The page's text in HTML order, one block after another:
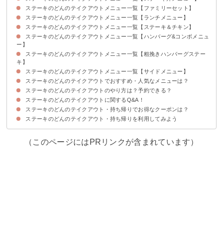
ステーキのどんのテイクアウトメニュー一覧【ファミリーセット】
ステーキのどんのテイクアウトメニュー一覧【ランチメニュー】
ステーキのどんのテイクアウトメニュー一覧【ステーキ＆チキン】
ステーキのどんのテイクアウトメニュー一覧【ハンバーグ&コンボメニュ
ー】
ステーキのどんのテイクアウトメニュー一覧【粗挽きハンバーグステー
キ】
ステーキのどんのテイクアウトメニュー一覧【サイドメニュー】
ステーキのどんのテイクアウトでおすすめ・人気なメニューは？
3位：切落しビーフ&超・粗挽ハンバーグステーキ180g（税込1706円）
2位：激アツステーキ丼 150g（税込1328円）
1位：カットステーキ 150g（税込1706円）
ステーキのどんのテイクアウトのやり方は？予約できる？
①ネット注文
②電話注文
ステーキのどんのテイクアウトに関するQ&A！
Q1、持ち帰りの営業時間は？何時から・何時まで？
Q2、対応している支払い方法は？
Q3、GoToEatは使える？
ステーキのどんのテイクアウト・持ち帰りでお得なクーポンは？
ステーキのどんのテイクアウト・持ち帰りを利用してみよう
（このページにはPRリンクが含まれています）